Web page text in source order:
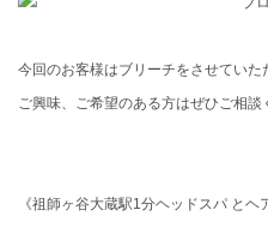
今回のお客様はブリーチをさせていた
ご興味、ご希望のある方はぜひご相談
《祖師ヶ谷大蔵駅1分ヘッドスパ と